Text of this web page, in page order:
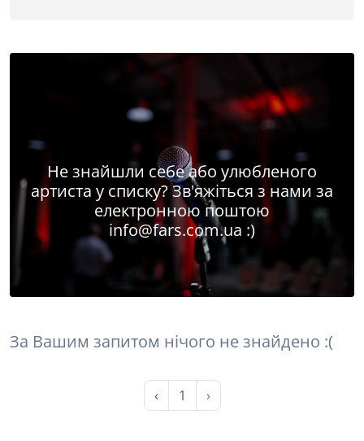
Не знайшли себе або улюбленого
артиста у списку? Зв'яжіться з нами за
електронною поштою
info@fars.com.ua :)
За Вашим запитом нічого не знайдено :(
‹ 1 ›